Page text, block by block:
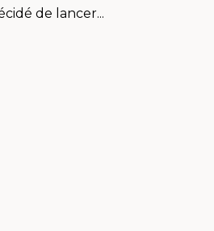
de lancer...